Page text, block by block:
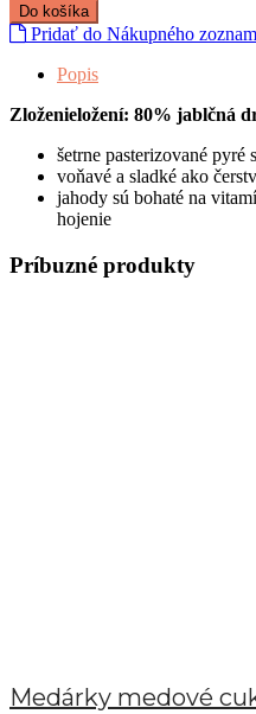
Do košíka
Pridať do Nákupného
Popis
Zloženieložení: 80% jablčná
šetrne pasterizované
voňavé a sladké ako
jahody sú bohaté na
hojenie
Príbuzné produkty
Medárky medové